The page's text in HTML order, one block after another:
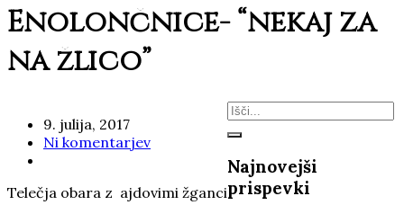
Enolončnice- “nekaj za
na žlico”
9. julija, 2017
Ni komentarjev
Telečja obara z ajdovimi žganci
Najnovejši
prispevki